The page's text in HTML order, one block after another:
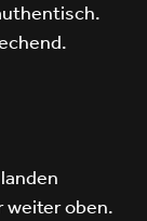
weiter oben.